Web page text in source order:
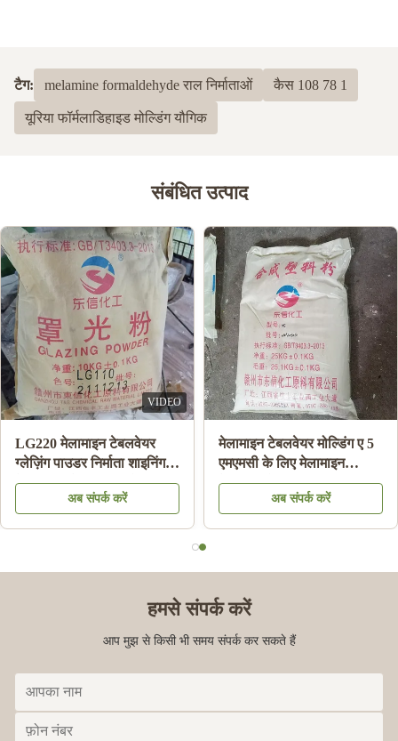
टैग: melamine formaldehyde राल निर्माताओं कैस 108 78 1
यूरिया फॉर्मलाडिहाइड मोल्डिंग यौगिक
संबंधित उत्पाद
बाउल / प्लेट उच्च संबंध शक्ति
बनाने के लिए सफेद रंग का
मेलामाइन मोल्डिंग पाउडर
अब संपर्क करें
मेलामाइन मोल्डिंग कम्पाउंड
पाउडर डिशवेयर मेलामाइन प्लेट
सलाद बाउल मेलामाइन बनाने के
अब संपर्क करें
हमसे संपर्क करें
आप मुझ से किसी भी समय संपर्क कर सकते हैं